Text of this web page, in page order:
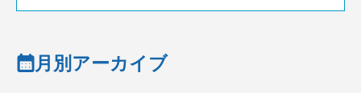
月別アーカイブ